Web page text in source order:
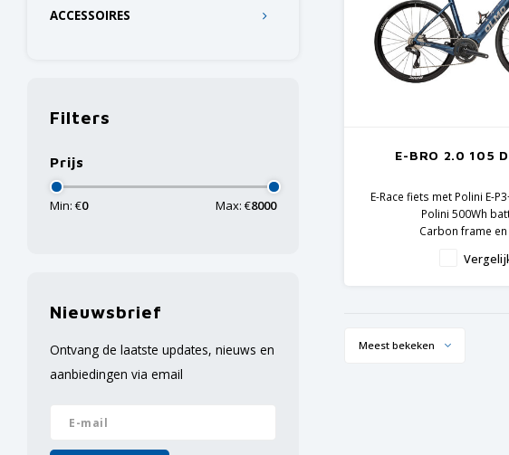
ACCESSOIRES
Filters
Prijs
Min: €0 Max: €8000
Nieuwsbrief
Ontvang de laatste updates, nieuws en
aanbiedingen via email
E-BRO 2.0 105
E-Race fiets met Polini E-
Polini 500Wh
Carbon frame
Meest bekeken